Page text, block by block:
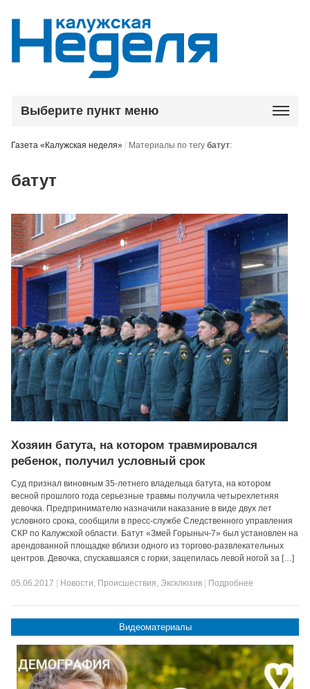
Выберите пункт меню
Газета «Калужская неделя» / Материалы по тегубатут:
батут
Хозяин батута, на котором травмировался
ребенок, получил условный срок
Суд признал виновным 35-летнего владельца батута, на котором
весной прошлого года серьезные травмы получила четырехлетняя
девочка. Предпринимателю назначили наказание в виде двух лет
условного срока, сообщили в пресс-службе Следственного управления
СКР по Калужской области. Батут «Змей Горыныч-7» был установлен на
арендованной площадке вблизи одного из торгово-развлекательных
центров. Девочка, спускавшаяся с горки, зацепилась левой ногой за […]
05.06.2017 Новости, Происшествия, Эксклюзив Подробнее
Видеоматериалы